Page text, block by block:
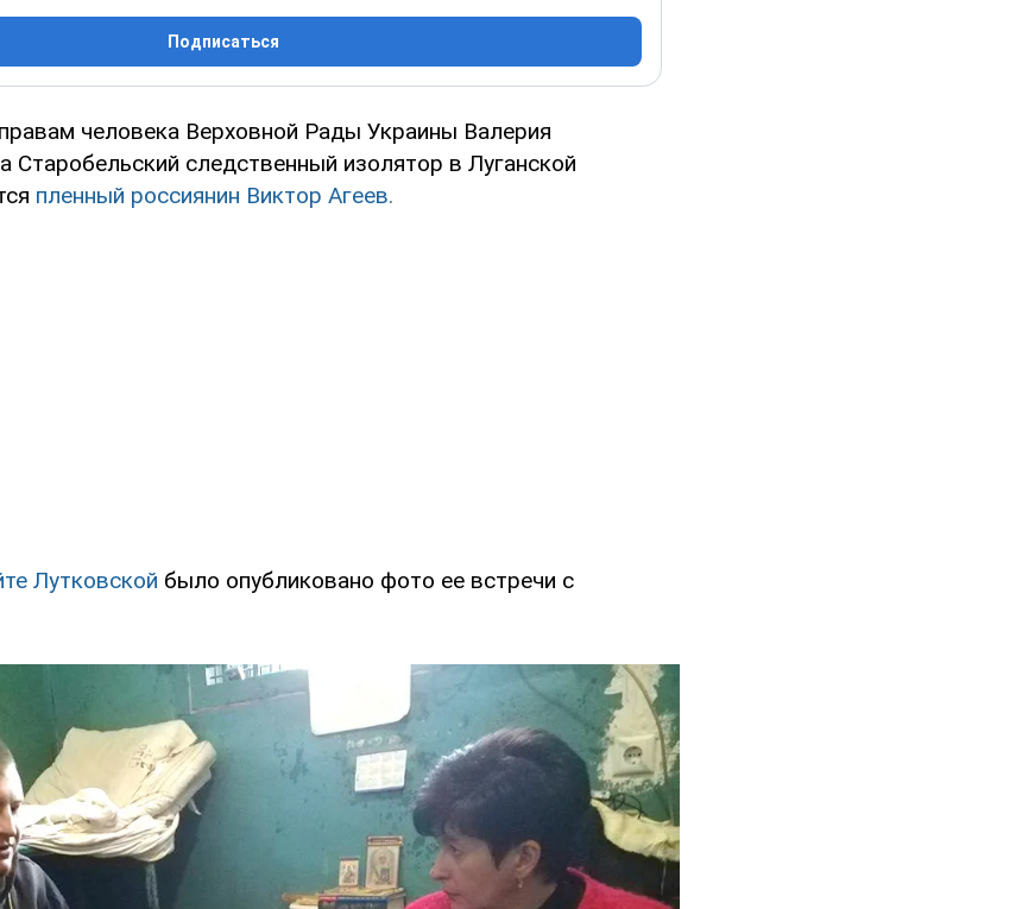
Подписаться
человека Верховной Рады Украины Валерия
Старобельский следственный изолятор в Луганской
пленный россиянин Виктор Агеев.
Лутковской было опубликовано фото ее встречи с